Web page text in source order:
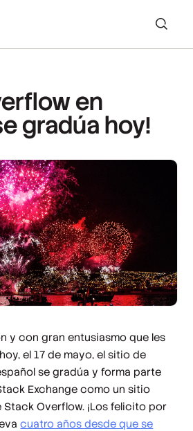
en
gradúa hoy!
y con gran entusiasmo que les
el 17 de mayo, el sitio de
se gradúa y forma parte
Exchange como un sitio
Overflow. ¡Los felicito por
cuatro años desde que se